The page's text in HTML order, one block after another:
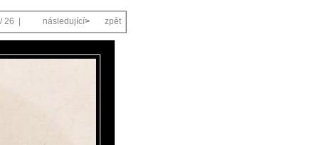
26 | následující> zpět